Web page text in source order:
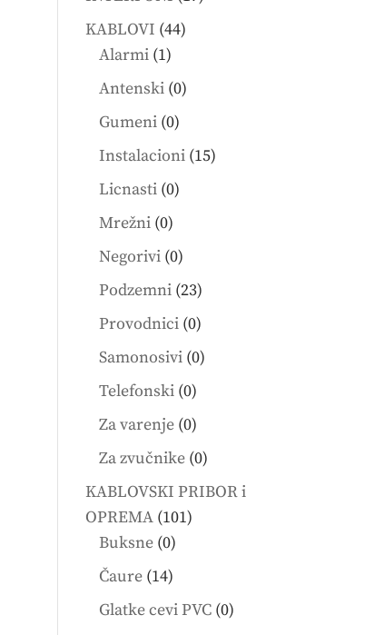
KABLOVI 4444
Alarmi 11
product
Antenski 00
Gumeni 00
products
Instalacioni 1515
Licnasti 00
Mrežni 00
products
Negorivi 00
products
Podzemni 2323
products
Provodnici 00
products
Samonosivi 00
Telefonski 00
products
Za varenje 00
products
Za zvučnike 00
products
KABLOVSKI PRIBOR i
OPREMA 101101
Buksne 00
products
Čaure 1414
products
Glatke cevi PVC 00